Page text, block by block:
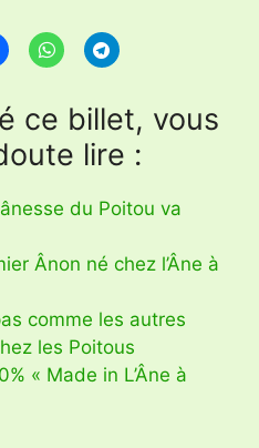
ce billet, vous
lire :
du Poitou va
Ânon né chez l’Âne à
comme les autres
les Poitous
« Made in L’Âne à